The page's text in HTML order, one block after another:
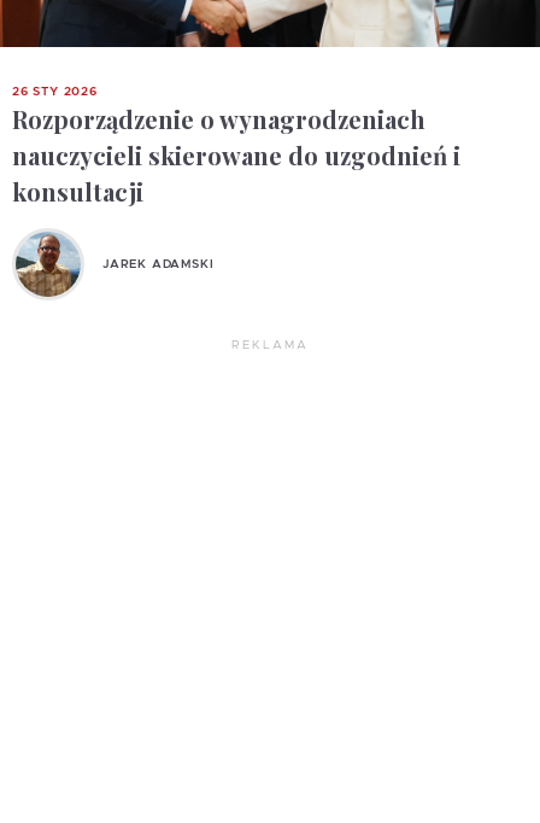
26 STY 2026
Rozporządzenie o wynagrodzeniach
nauczycieli skierowane do uzgodnień i
konsultacji
JAREK ADAMSKI
REKLAMA